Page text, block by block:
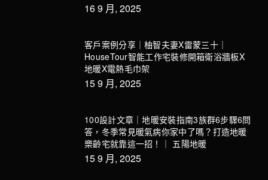
16 9 月, 2025
客戶案例分享｜柚智夫妻X雷蒙三十｜
HouseTour智能工作宅裝修開箱衛浴牆板X
地暖X電熱毛巾架
15 9 月, 2025
100設計文章｜地暖安裝指南3族群6步驟6問
答，冬季常見暖氣病你家中了嗎？打造地暖
樂齡宅就靠這一招！｜ 五陽地暖
15 9 月, 2025